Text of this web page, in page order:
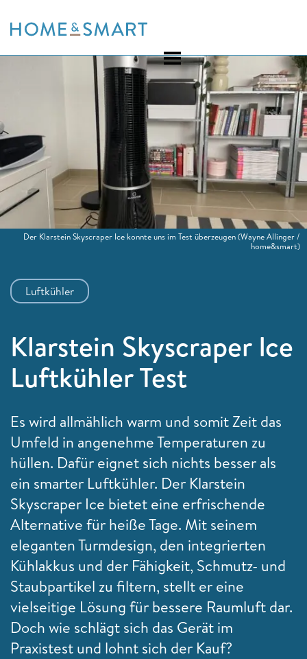
to
Luftkühler
Klarstein Skyscraper Ice
Luftkühler Test
Es wird allmählich warm und somit Zeit das
Umfeld in angenehme Temperaturen zu
hüllen. Dafür eignet sich nichts besser als
ein smarter Luftkühler. Der Klarstein
Skyscraper Ice bietet eine erfrischende
Alternative für heiße Tage. Mit seinem
eleganten Turmdesign, den integrierten
Kühlakkus und der Fähigkeit, Schmutz- und
Staubpartikel zu filtern, stellt er eine
vielseitige Lösung für bessere Raumluft dar.
Doch wie schlägt sich das Gerät im
Praxistest und lohnt sich der Kauf?
Der Klarstein Skyscraper Ice konnte uns im Test überzeugen(Wayne Allinger /
home&smart)